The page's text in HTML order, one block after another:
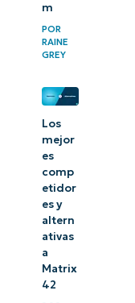
m
POR
RAINE
GREY
Los
mejor
es
comp
etidor
es y
altern
ativas
a
Matrix
42